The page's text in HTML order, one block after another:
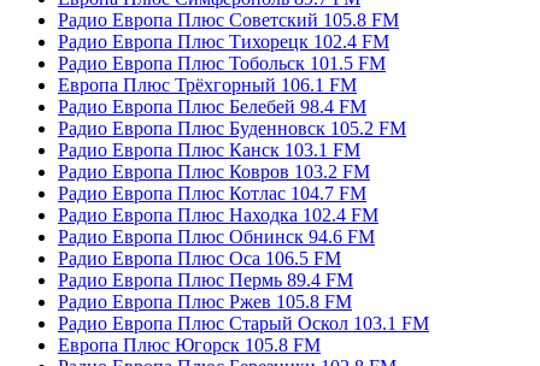
Радио Европа Плюс Советский 105.8 FM
Радио Европа Плюс Тихорецк 102.4 FM
Радио Европа Плюс Тобольск 101.5 FM
Европа Плюс Трёхгорный 106.1 FM
Радио Европа Плюс Белебей 98.4 FM
Радио Европа Плюс Буденновск 105.2 FM
Радио Европа Плюс Канск 103.1 FM
Радио Европа Плюс Ковров 103.2 FM
Радио Европа Плюс Котлас 104.7 FM
Радио Европа Плюс Находка 102.4 FM
Радио Европа Плюс Обнинск 94.6 FM
Радио Европа Плюс Оса 106.5 FM
Радио Европа Плюс Пермь 89.4 FM
Радио Европа Плюс Ржев 105.8 FM
Радио Европа Плюс Старый Оскол 103.1 FM
Европа Плюс Югорск 105.8 FM